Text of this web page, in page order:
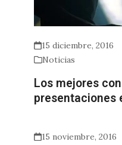
15 diciembre, 2016
Noticias
Los mejores
presentaciones
15 noviembre, 2016